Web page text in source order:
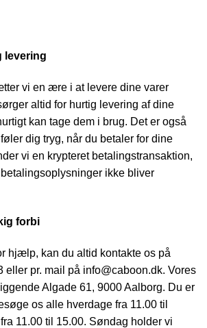
levering
vi en ære i at levere dine varer
altid for hurtig levering af dine
kan tage dem i brug. Det er også
dig tryg, når du betaler for dine
vi en krypteret betalingstransaktion,
ikke bliver
forbi
hjælp, kan du altid kontakte os på
eller pr. mail på info@caboon.dk. Vores
Algade 61, 9000 Aalborg. Du er
os alle hverdage fra 11.00 til
11.00 til 15.00. Søndag holder vi